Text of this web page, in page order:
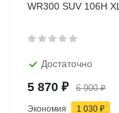
WR300 SUV 106H XL
Достаточно
5 870 ₽ 6 900₽
Экономия 1 030 ₽